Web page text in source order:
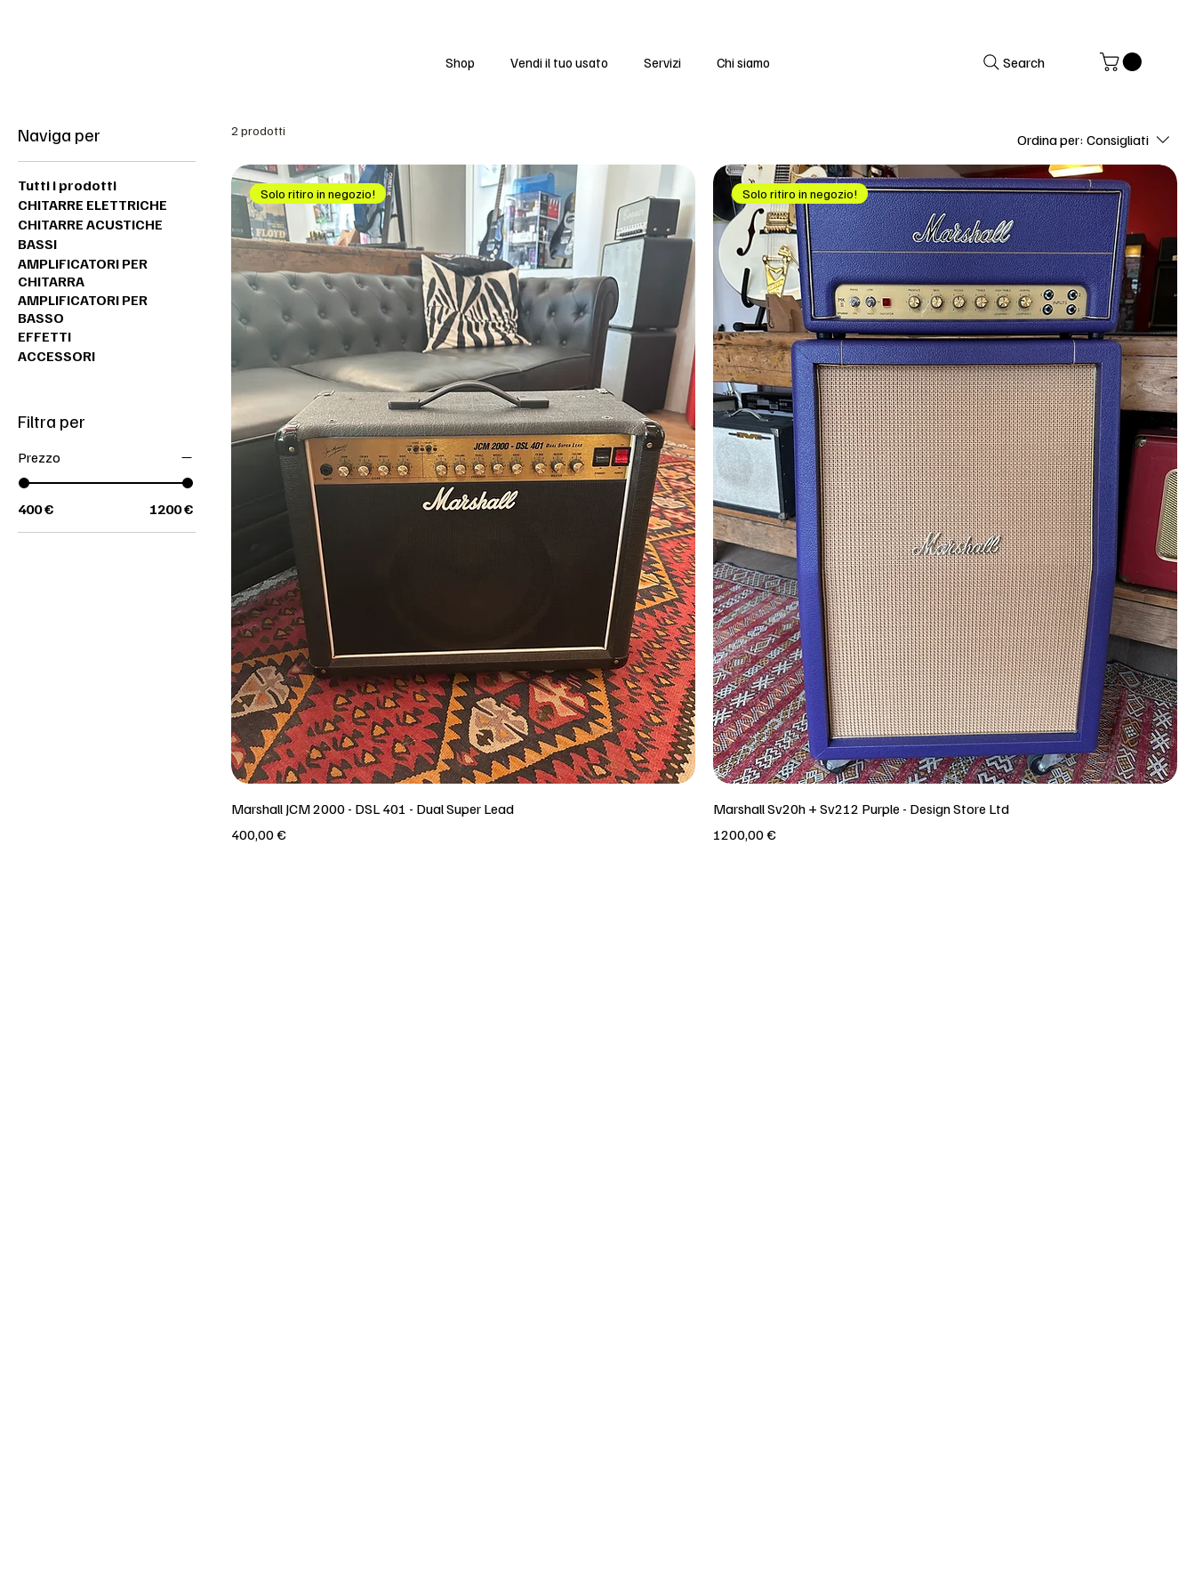
Shop Vendi il tuo usato Servizi Chi siamo Search
Naviga per
Tutti i prodotti
CHITARRE ELETTRICHE
CHITARRE ACUSTICHE
BASSI
AMPLIFICATORI PER
CHITARRA
AMPLIFICATORI PER
BASSO
EFFETTI
ACCESSORI
Filtra per
Prezzo
400 € 1200 €
2 prodotti
Ordina per: Consigliati
Solo ritiro in negozio!
Marshall JCM 2000 - DSL 401 - Dual Super Lead
Prezzo
400,00 €
Solo ritiro in negozio!
Marshall Sv20h + Sv212 Purple - Design Store Ltd
Prezzo
1200,00 €